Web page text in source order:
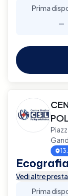
Prima
-
Vedi altre
Prima